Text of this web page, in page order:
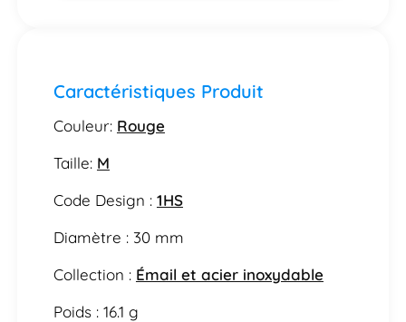
Caractéristiques Produit
Couleur: Rouge
Taille: M
Code Design : 1HS
Diamètre : 30 mm
Collection : Émail et acier inoxydable
Poids : 16.1 g